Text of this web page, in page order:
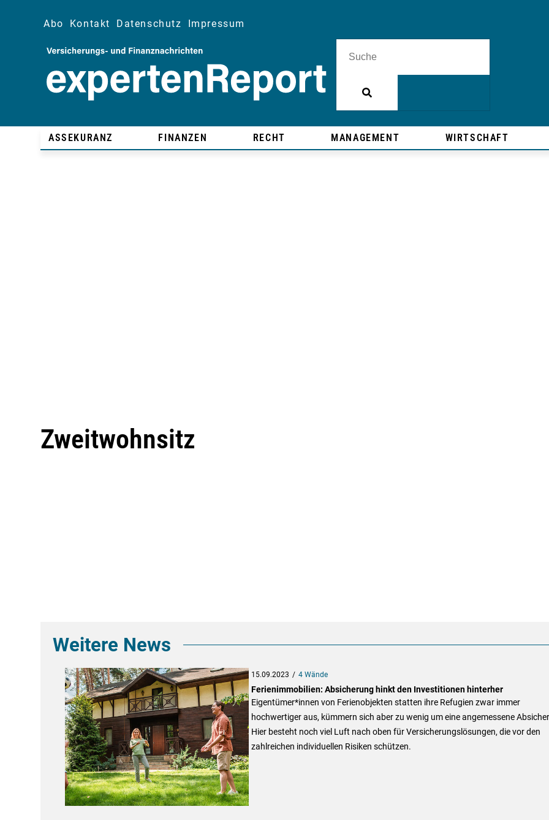
Abo Kontakt Datenschutz Impressum
ASSEKURANZ FINANZEN RECHT MANAGEMENT WIRTSCHAFT
Zweitwohnsitz
Weitere News
15.09.2023 4 Wände
Ferienimmobilien: Absicherung hinkt den Investitionen hinterher
Eigentümer*innen von Ferienobjekten statten ihre Refugien zwar immer
hochwertiger aus, kümmern sich aber zu wenig um eine angemessene
Hier besteht noch viel Luft nach oben für Versicherungslösungen, die vor den
zahlreichen individuellen Risiken schützen.